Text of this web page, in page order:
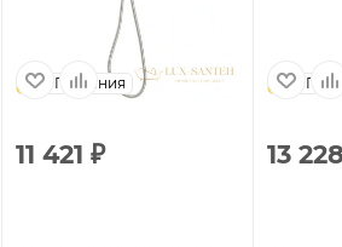
Германия
11 421 ₽ 13 228